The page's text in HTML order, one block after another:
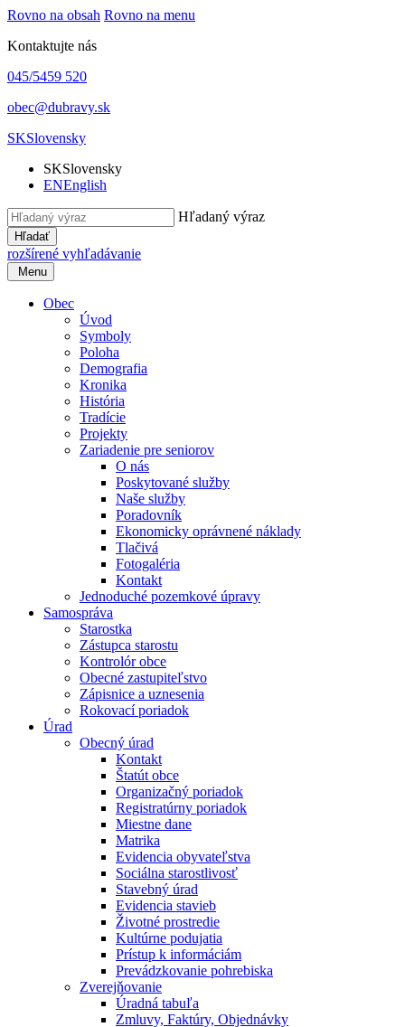
Rovno na obsah Rovno na menu
Kontaktujte nás
045/5459 520
obec@dubravy.sk
SKSlovensky
SKSlovensky
ENEnglish
Hľadaný výraz
Hľadať
rozšírené vyhľadávanie
Menu
Obec
Úvod
Symboly
Poloha
Demografia
Kronika
História
Tradície
Projekty
Zariadenie pre seniorov
O nás
Poskytované služby
Naše služby
Poradovník
Ekonomicky oprávnené náklady
Tlačivá
Fotogaléria
Kontakt
Jednoduché pozemkové úpravy
Samospráva
Starostka
Zástupca starostu
Kontrolór obce
Obecné zastupiteľstvo
Zápisnice a uznesenia
Rokovací poriadok
Úrad
Obecný úrad
Kontakt
Štatút obce
Organizačný poriadok
Registratúrny poriadok
Miestne dane
Matrika
Evidencia obyvateľstva
Sociálna starostlivosť
Stavebný úrad
Evidencia stavieb
Životné prostredie
Kultúrne podujatia
Prístup k informáciám
Prevádzkovanie pohrebiska
Zverejňovanie
Úradná tabuľa
Zmluvy, Faktúry, Objednávky